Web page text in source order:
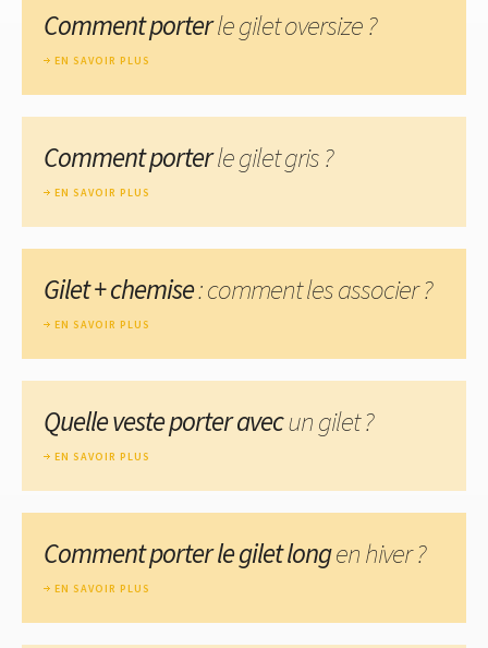
Comment porterle gilet oversize ?
EN SAVOIR PLUS
Comment porterle gilet gris ?
EN SAVOIR PLUS
Gilet + chemise: comment les associer ?
EN SAVOIR PLUS
Quelle veste porter avecun gilet ?
EN SAVOIR PLUS
Comment porter le gilet longen hiver ?
EN SAVOIR PLUS